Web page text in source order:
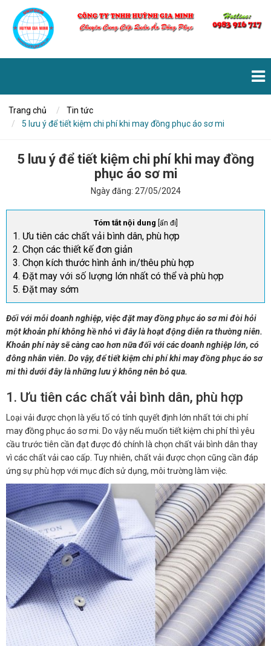
Trang chủ
Tin tức
5 lưu ý để tiết kiệm chi phí khi may đồng phục áo sơ mi
5 lưu ý để tiết kiệm chi phí khi may đồng
phục áo sơ mi
Ngày đăng: 27/05/2024
Tóm tắt nội dung ẩn đi
1. Ưu tiên các chất vải bình dân, phù hợp
2. Chọn các thiết kế đơn giản
3. Chọn kích thước hình ảnh in/thêu phù hợp
4. Đặt may với số lượng lớn nhất có thể và phù hợp
5. Đặt may sớm
Đối với mỗi doanh nghiệp, việc đặt may đồng phục áo sơ mi đòi hỏi
một khoản phí không hề nhỏ vì đây là hoạt động diễn ra thường niên.
Khoản phí này sẽ càng cao hơn nữa đối với các doanh nghiệp lớn, có
đông nhân viên. Do vậy, để tiết kiệm chi phí khi may đồng phục áo sơ
mi thì dưới đây là những lưu ý không nên bỏ qua.
1. Ưu tiên các chất vải bình dân, phù hợp
Loại vải được chọn là yếu tố có tính quyết định lớn nhất tới chi phí
may đồng phục áo sơ mi. Do vậy nếu muốn tiết kiệm chi phí thì yêu
cầu trước tiên cần đạt được đó chính là chọn chất vải bình dân thay
vì các chất vải cao cấp. Tuy nhiên, chất vải được chọn cũng cần đáp
ứng sự phù hợp với mục đích sử dụng, môi trường làm việc.